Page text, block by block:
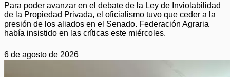
Para poder avanzar en el debate de la Ley de Inviolabilidad
de la Propiedad Privada, el oficialismo tuvo que ceder a la
presión de los aliados en el Senado. Federación Agraria
había insistido en las críticas este miércoles.
6 de agosto de 2026